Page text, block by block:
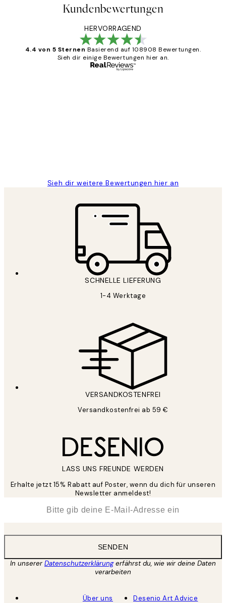
Kundenbewertungen
HERVORRAGEND
4.4 von 5 Sternen Basierend auf 108908 Bewertungen.
Sieh dir einige Bewertungen hier an.
Sieh dir weitere Bewertungen hier an
SCHNELLE LIEFERUNG
1-4 Werktage
VERSANDKOSTENFREI
Versandkostenfrei ab 59 €
LASS UNS FREUNDE WERDEN
Erhalte jetzt 15% Rabatt auf Poster, wenn du dich für unseren
Newsletter anmeldest!
SENDEN
In unsererDatenschutzerklärungerfährst du, wie wir deine Daten
verarbeiten
Über uns
Desenio Art Advice